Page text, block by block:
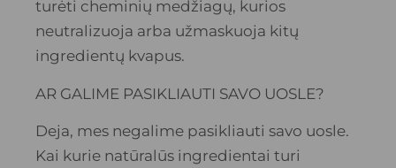
turėti cheminių medžiagų, kurios
neutralizuoja arba užmaskuoja kitų
ingredientų kvapus.
AR GALIME PASIKLIAUTI SAVO UOSLE?
Deja, mes negalime pasikliauti savo uosle.
Kai kurie natūralūs ingredientai turi